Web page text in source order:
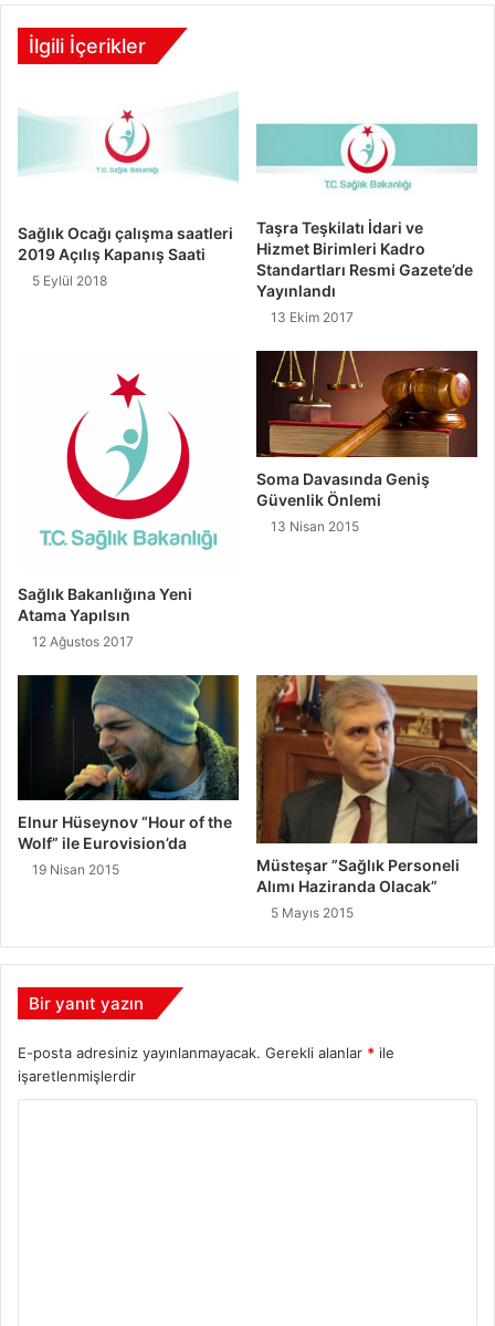
İlgili İçerikler
Sağlık Ocağı çalışma saatleri
2019 Açılış Kapanış Saati
5 Eylül 2018
Taşra Teşkilatı İdari ve
Hizmet Birimleri Kadro
Standartları Resmi Gazete’de
Yayınlandı
13 Ekim 2017
Sağlık Bakanlığına Yeni
Atama Yapılsın
12 Ağustos 2017
Soma Davasında Geniş
Güvenlik Önlemi
13 Nisan 2015
Elnur Hüseynov “Hour of the
Wolf” ile Eurovision’da
19 Nisan 2015
Müsteşar ”Sağlık Personeli
Alımı Haziranda Olacak”
5 Mayıs 2015
Bir yanıt yazın
E-posta adresiniz yayınlanmayacak. Gerekli alanlar * ile
işaretlenmişlerdir